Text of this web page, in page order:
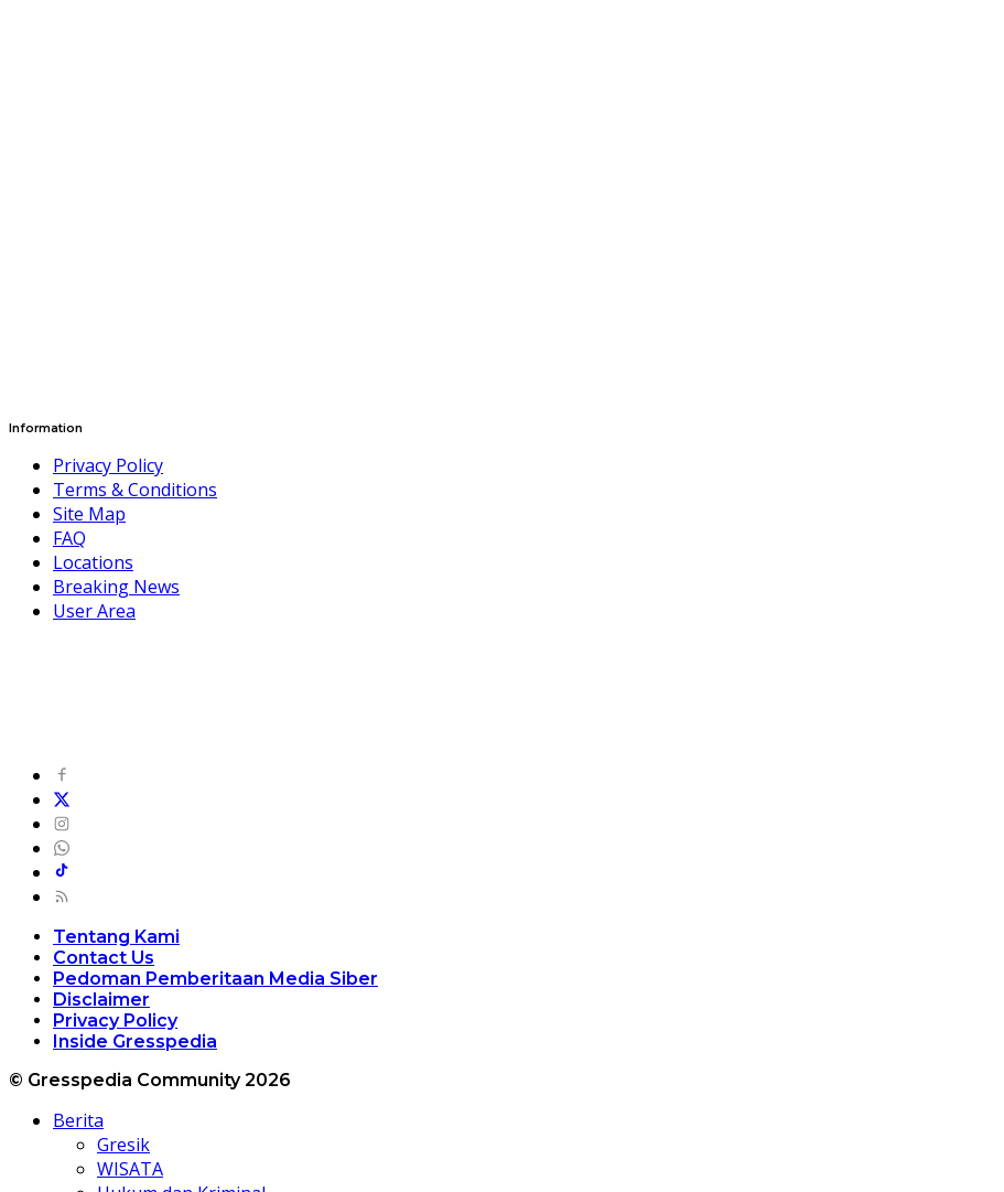
Information
Privacy Policy
Terms & Conditions
Site Map
FAQ
Locations
Breaking News
User Area
Tentang Kami
Contact Us
Pedoman Pemberitaan Media Siber
Disclaimer
Privacy Policy
Inside Gresspedia
© Gresspedia Community 2026
Berita
Gresik
WISATA